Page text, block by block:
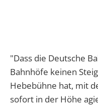
"Dass die Deutsche
Bahnhöfe keinen
Hebebühne hat, mit
sofort in der Höhe